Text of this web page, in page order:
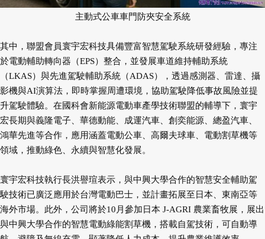
主動式公車車門防夾安全系統
其中，聯盟會員寰宇宏科技具備豐富智慧駕駛系統研發經驗，專注
於電動輔助轉向器（EPS）整合，並發展車道維持輔助系統
（LKAS）與先進駕駛輔助系統（ADAS），透過感測器、雷達、攝
影機與AI演算法，即時掌握周遭環境，協助駕駛降低事故風險並提
升駕駛體驗。在國科會新能源電動車產學技術聯盟的輔導下，寰宇
宏長期與義隆電子、華德動能、成運汽車、創奕能源、總盈汽車、
鴻華先進等合作，應用涵蓋電動公車、高爾夫球車、電動割草機等
領域，推動綠色、永續與智慧化發展。
寰宇宏科技執行長洪譽瑄表示，與中興大學合作的智慧安全輔助駕
駛技術已廣泛應用於台灣電動巴士，並計畫拓展至日本、東南亞等
海外市場。此外，公司將於10月參加日本 J-AGRI 農業畜牧展，展出
與中興大學合作的智慧電動綠能割草機，搭載自駕技術，可自動導